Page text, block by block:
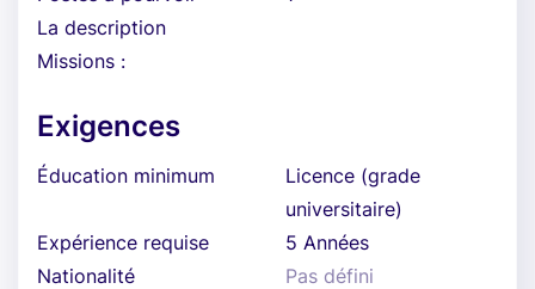
La description
Missions :
Exigences
Éducation minimum
Licence (grade
universitaire)
Expérience requise
5 Années
Nationalité
Pas défini